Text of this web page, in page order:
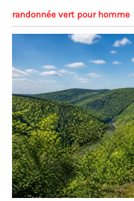
randonnée vert pour homme